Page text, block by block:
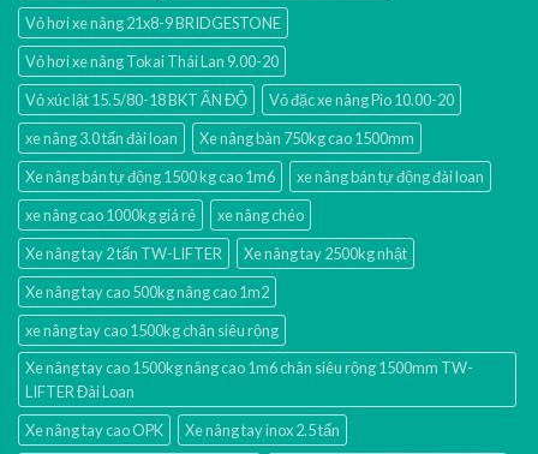
Vỏ hơi xe nâng 21x8-9 BRIDGESTONE
Vỏ hơi xe nâng Tokai Thái Lan 9.00-20
Vỏ xúc lật 15.5/80-18 BKT ẤN ĐỘ
Vỏ đặc xe nâng Pio 10.00-20
xe nâng 3.0 tấn đài loan
Xe nâng bàn 750kg cao 1500mm
Xe nâng bán tự động 1500 kg cao 1m6
xe nâng bán tự động đài loan
xe nâng cao 1000kg giá rẻ
xe nâng chéo
Xe nâng tay 2 tấn TW-LIFTER
Xe nâng tay 2500kg nhật
Xe nâng tay cao 500kg nâng cao 1m2
xe nâng tay cao 1500kg chân siêu rộng
Xe nâng tay cao 1500kg nâng cao 1m6 chân siêu rộng 1500mm TW-
LIFTER Đài Loan
Xe nâng tay cao OPK
Xe nâng tay inox 2.5 tấn